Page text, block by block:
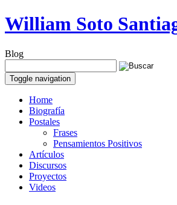
William Soto
Blog
Toggle navigation
Home
Biografía
Postales
Frases
Pensamientos Positivos
Artículos
Discursos
Proyectos
Videos